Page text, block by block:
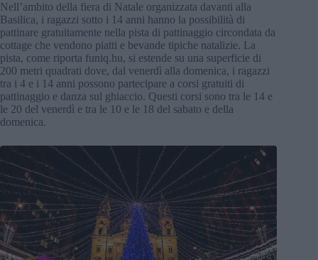
Nell’ambito della fiera di Natale organizzata davanti alla
Basilica, i ragazzi sotto i 14 anni hanno la possibilità di
pattinare gratuitamente nella pista di pattinaggio circondata da
cottage che vendono piatti e bevande tipiche natalizie. La
pista, come riporta funiq.hu, si estende su una superficie di
200 metri quadrati dove, dal venerdì alla domenica, i ragazzi
tra i 4 e i 14 anni possono partecipare a corsi gratuiti di
pattinaggio e danza sul ghiaccio. Questi corsi sono tra le 14 e
le 20 del venerdì e tra le 10 e le 18 del sabato e della
domenica.